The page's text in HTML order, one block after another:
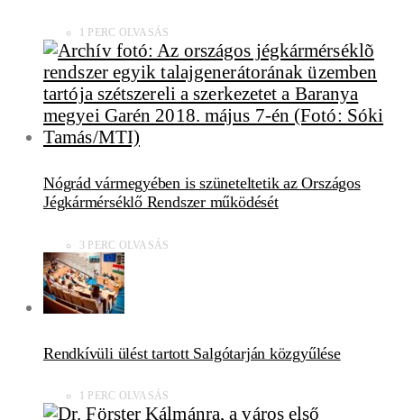
1 PERC OLVASÁS
Nógrád vármegyében is szüneteltetik az Országos
Jégkármérséklő Rendszer működését
3 PERC OLVASÁS
Rendkívüli ülést tartott Salgótarján közgyűlése
1 PERC OLVASÁS